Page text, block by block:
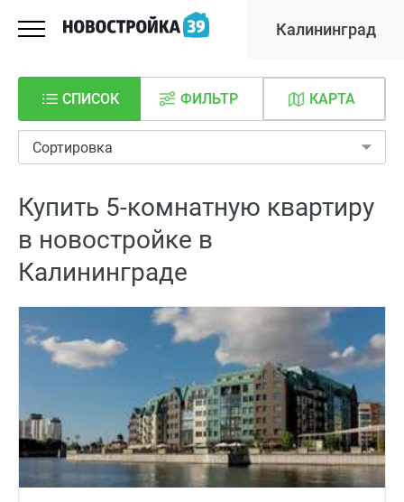
Калининград
СПИСОК КАРТА
ФИЛЬТР
Сортировка
Купить 5-комнатную квартиру
в новостройке в
Калининграде